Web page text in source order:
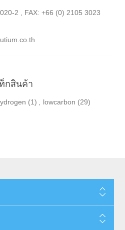
2 , FAX: +66 (0) 2105 3023
กสินค้า
(1) lowcarbon (29)